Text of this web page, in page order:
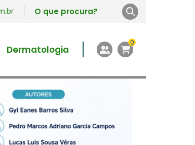
Dermatologia
0